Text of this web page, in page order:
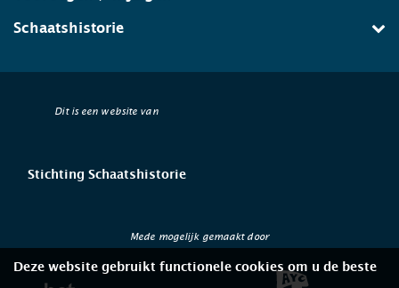
Schaatshistorie
Dit is een website van
Stichting Schaatshistorie
Mede mogelijk gemaakt door
Deze website gebruikt functionele cookies om u de beste